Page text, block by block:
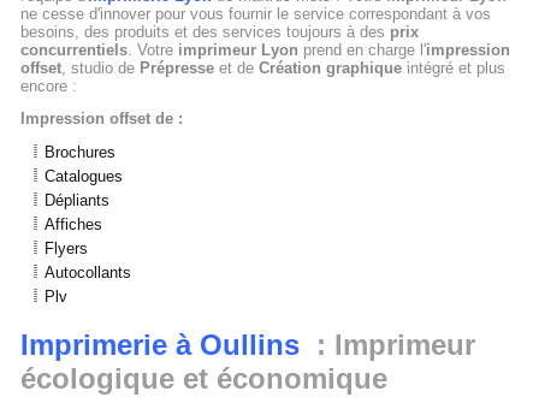
ne cesse d'innover pour vous fournir le service correspondant à vos
besoins, des produits et des services toujours à des prix
concurrentiels. Votre imprimeur Lyon prend en charge l'impression
offset, studio de Prépresse et deCréation graphique intégré et plus
encore :
Impression offset de :
Brochures
Catalogues
Dépliants
Affiches
Flyers
Autocollants
Plv
Imprimerie à Oullins : Imprimeur
écologique et économique